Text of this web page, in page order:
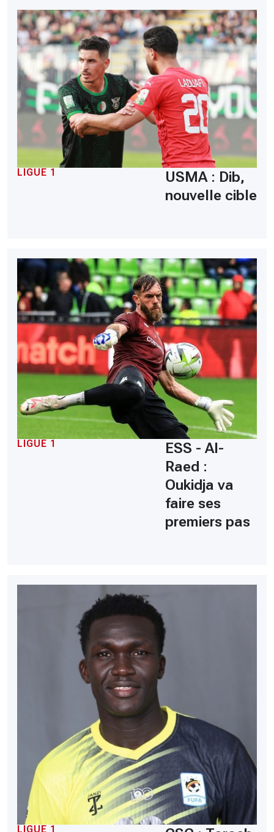
LIGUE 1
USMA : Dib,
nouvelle cible
LIGUE 1
ESS - Al-
Raed :
Oukidja va
faire ses
premiers pas
LIGUE 1